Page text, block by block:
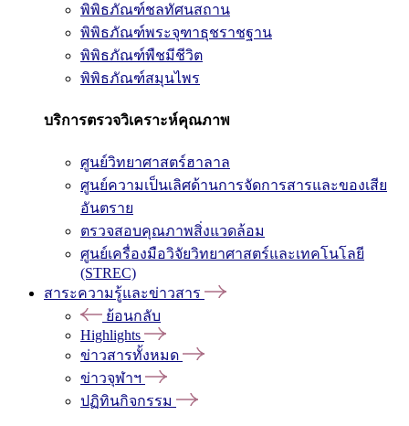
พิพิธภัณฑ์ชลทัศนสถาน
พิพิธภัณฑ์พระจุฑาธุชราชฐาน
พิพิธภัณฑ์พืชมีชีวิต
พิพิธภัณฑ์สมุนไพร
บริการตรวจวิเคราะห์คุณภาพ
ศูนย์วิทยาศาสตร์ฮาลาล
ศูนย์ความเป็นเลิศด้านการจัดการสารและของเสีย
อันตราย
ตรวจสอบคุณภาพสิ่งแวดล้อม
ศูนย์เครื่องมือวิจัยวิทยาศาสตร์และเทคโนโลยี
(STREC)
สาระความรู้และข่าวสาร
ย้อนกลับ
Highlights
ข่าวสารทั้งหมด
ข่าวจุฬาฯ
ปฏิทินกิจกรรม